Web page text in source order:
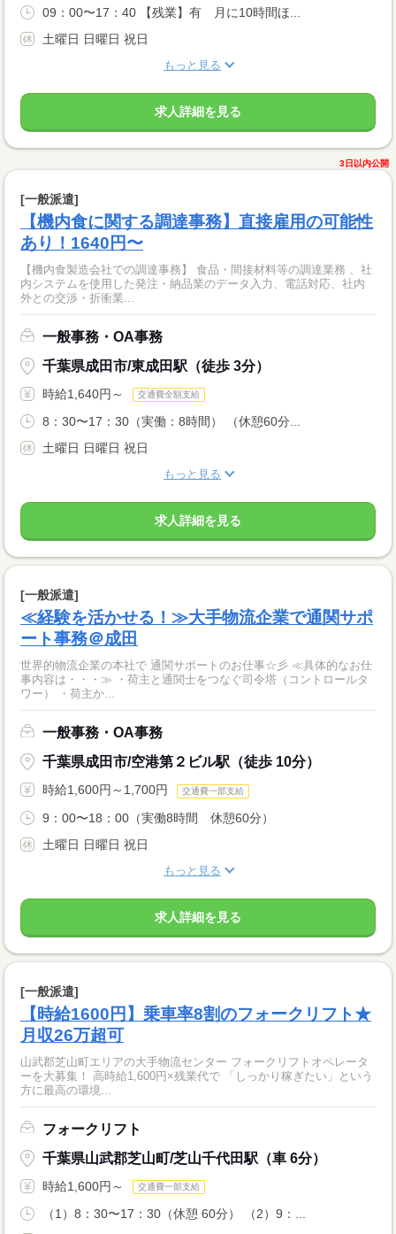
09：00〜17：40 【残業】有 月に10時間ほ...
土曜日 日曜日 祝日
もっと見る
求人詳細を見る
3日以内公開
[一般派遣]
【機内食に関する調達事務】直接雇用の可能性
あり！1640円〜
【機内食製造会社での調達事務】 食品・間接材料等の調達業務 、社
内システムを使用した発注・納品業のデータ入力、電話対応、社内
外との交渉・折衝業...
一般事務・OA事務
千葉県成田市/東成田駅（徒歩 3分）
時給1,640円～ 交通費全額支給
8：30〜17：30（実働：8時間） （休憩60分...
土曜日 日曜日 祝日
もっと見る
求人詳細を見る
[一般派遣]
≪経験を活かせる！≫大手物流企業で通関サポ
ート事務＠成田
世界的物流企業の本社で 通関サポートのお仕事☆彡 ≪具体的なお仕
事内容は・・・≫ ・荷主と通関士をつなぐ司令塔（コントロールタ
ワー） ・荷主か...
一般事務・OA事務
千葉県成田市/空港第２ビル駅（徒歩 10分）
時給1,600円～1,700円 交通費一部支給
9：00〜18：00（実働8時間 休憩60分）
土曜日 日曜日 祝日
もっと見る
求人詳細を見る
[一般派遣]
【時給1600円】乗車率8割のフォークリフト★
月収26万超可
山武郡芝山町エリアの大手物流センター フォークリフトオペレータ
ーを大募集！ 高時給1,600円×残業代で 「しっかり稼ぎたい」という
方に最高の環境...
フォークリフト
千葉県山武郡芝山町/芝山千代田駅（車 6分）
時給1,600円～ 交通費一部支給
（1）8：30〜17：30（休憩 60分） （2）9：...